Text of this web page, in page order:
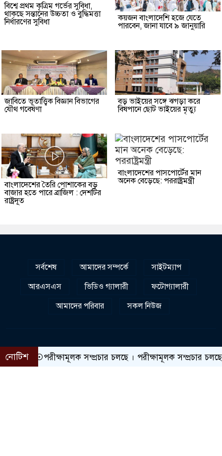
বিশ্বে প্রথম কৃত্রিম গর্ভের সুবিধা,
থাকছে সন্তানের উচ্চতা ও বুদ্ধিমত্তা
নির্ধারণের সুবিধা
কয়জন বাংলাদেশি হজে যেতে
পারবেন, জানা যাবে ৯ জানুয়ারি
জাবিতে ভূতাত্ত্বিক বিজ্ঞান বিভাগের
যৌথ গবেষণা
বড় ভাইয়ের সঙ্গে ঝগড়া করে
বিষপানে ছোট ভাইয়ের মৃত্যু
বাংলাদেশের তৈরি পোশাকের বড়
বাজার হতে পারে ব্রাজিল : দেশটির
রাষ্ট্রদূত
বাংলাদেশের পাসপোর্টের মান
অনেক বেড়েছে: পররাষ্ট্রমন্ত্রী
সর্বশেষ আমাদের সম্পর্কে
সাইটম্যাপ
আরএসএস
ভিডিও গ্যালারী
ফটোগ্যালারী
আমাদের পরিবার
সকল নিউজ
নোটিশপরীক্ষামূলক সম্প্রচার চলছে । পরীক্ষামূলক সম্প্রচার চলছে ।